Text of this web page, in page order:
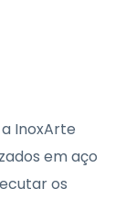
InoxArte
em aço
os